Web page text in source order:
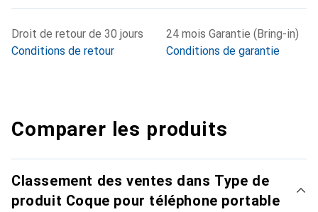
Droit de retour de 30 jours
Conditions de retour
24 mois Garantie (Bring-in)
Conditions de garantie
Comparer les produits
Classement des ventes dans Type de
produit Coque pour téléphone portable